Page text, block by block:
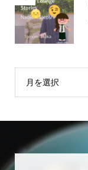
月を選択